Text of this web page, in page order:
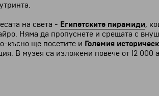
на света - Египетските пирамиди,
Няма да пропуснете и срещата с
късно ще посетите и Големия
В музея са изложени повече от 12 000